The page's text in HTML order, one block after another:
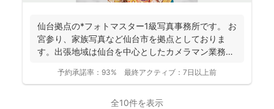
仙台拠点の*フォトマスター1級写真事務所です。 お
宮参り、家族写真など仙台市を拠点としておりま
す。出張地域は仙台を中心としたカメラマン業務を
予約承諾率： 93% 最終アクティブ： 7日以上前
全10件を表示